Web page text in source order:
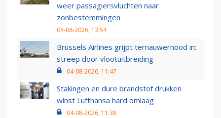
weer passagiersvluchten naar
zonbestemmingen
04-08-2026, 13:54
Brussels Airlines grijpt ternauwernood in:
streep door vlootuitbreiding
04-08-2026, 11:47
Stakingen en dure brandstof drukken
winst Lufthansa hard omlaag
04-08-2026, 11:38